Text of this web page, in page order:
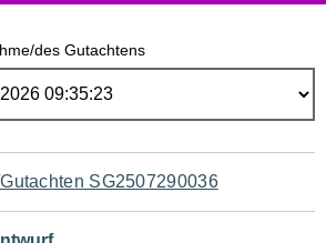
des Gutachtens
SG2507290036